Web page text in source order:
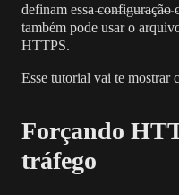
definam essa configuração
também pode usar o
HTTPS.
Esse tutorial vai te mostrar
Forçando
tráfego